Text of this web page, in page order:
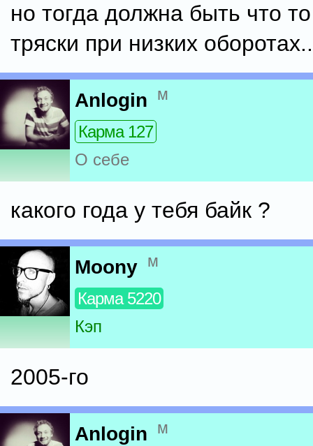
но тогда должна быть что
тряски при низких
Anlogin м
Карма 127
О себе
какого года у тебя байк ?
Moony м
Карма 5220
Кэп
2005-го
Anlogin м